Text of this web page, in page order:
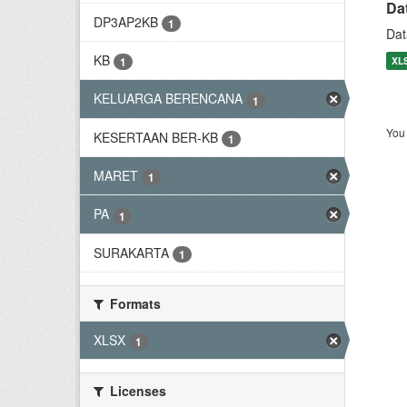
DP3AP2KB 1
KB 1
KELUARGA BERENCANA 1
KESERTAAN BER-KB 1
MARET 1
PA 1
SURAKARTA 1
Formats
XLSX
1
Licenses